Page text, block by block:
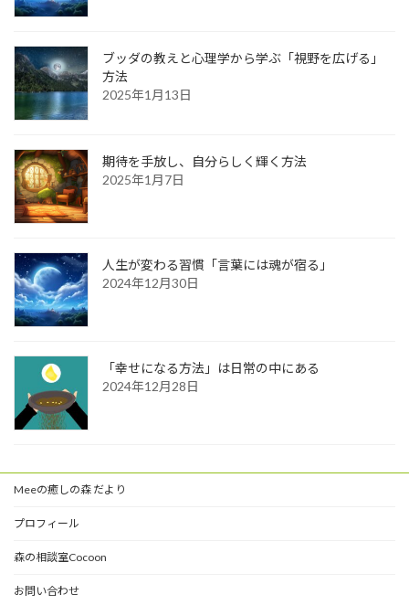
ブッダの教えと心理学から学ぶ「視野を広げる」
方法
2025年1月13日
期待を手放し、自分らしく輝く方法
2025年1月7日
人生が変わる習慣「言葉には魂が宿る」
2024年12月30日
「幸せになる方法」は日常の中にある
2024年12月28日
Meeの癒しの森 だより
プロフィール
森の相談室Cocoon
お問い合わせ